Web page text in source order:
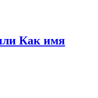
Как имя